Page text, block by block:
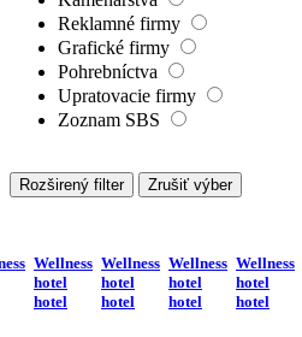
Reklamné firmy
Grafické firmy
Pohrebníctva
Upratovacie firmy
Zoznam SBS
Rozširený filter Zrušiť výber
Wellness
hotel
hotel
Wellness
hotel
hotel
Wellness
hotel
hotel
Wellness
hotel
hotel